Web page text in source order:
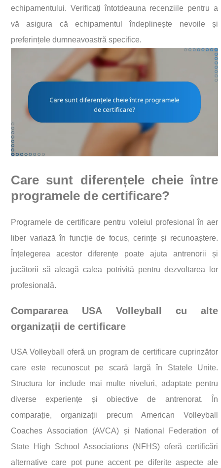
echipamentului. Verificați întotdeauna recenziile pentru a
vă asigura că echipamentul îndeplinește nevoile și
preferințele dumneavoastră specifice.
Care sunt diferențele cheie între
programele de certificare?
Programele de certificare pentru voleiul profesional în aer
liber variază în funcție de focus, cerințe și recunoaștere.
Înțelegerea acestor diferențe poate ajuta antrenorii și
jucătorii să aleagă calea potrivită pentru dezvoltarea lor
profesională.
Compararea USA Volleyball cu alte
organizații de certificare
USA Volleyball oferă un program de certificare cuprinzător
care este recunoscut pe scară largă în Statele Unite.
Structura lor include mai multe niveluri, adaptate pentru
diverse experiențe și obiective de antrenorat. În
comparație, organizații precum American Volleyball
Coaches Association (AVCA) și National Federation of
State High School Associations (NFHS) oferă certificări
alternative care pot pune accent pe diferite aspecte ale